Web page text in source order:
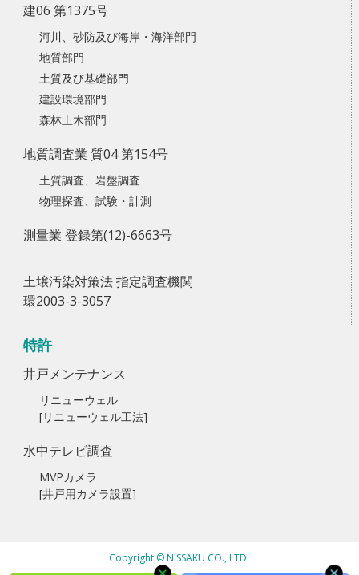
建06 第1375号
河川、砂防及び海岸・海洋部門
地質部門
土質及び基礎部門
建設環境部門
森林土木部門
地質調査業 質04 第154号
土質調査、岩盤調査
物理探査、試験・計測
測量業 登録第(12)-6663号
土壌汚染対策法 指定調査機関
環2003-3-3057
特許
井戸メンテナンス
リニューウェル
[リニューウェル工法]
水中テレビ調査
MVPカメラ
[井戸用カメラ設置]
Copyright © NISSAKU CO., LTD.